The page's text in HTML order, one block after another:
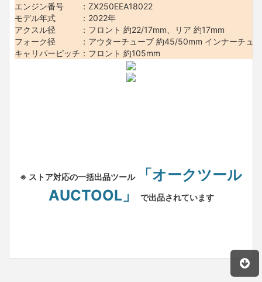
エンジン番号 ：ZX250EEA18022
モデル年式 ：2022年
アクスル径 ：フロント 約22/17mm、リア 約17mm
フォーク径 ：アウターチューブ 約45/50mm インナーチュー
キャリパーピッチ：フロント 約105mm
※ ストア対応の一括出品ツール
「オークツール
AUCTOOL」
で出品されています